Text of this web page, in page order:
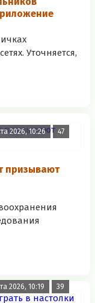
Уточняется,
2026, 10:26 47
призывают
2026, 10:19 39